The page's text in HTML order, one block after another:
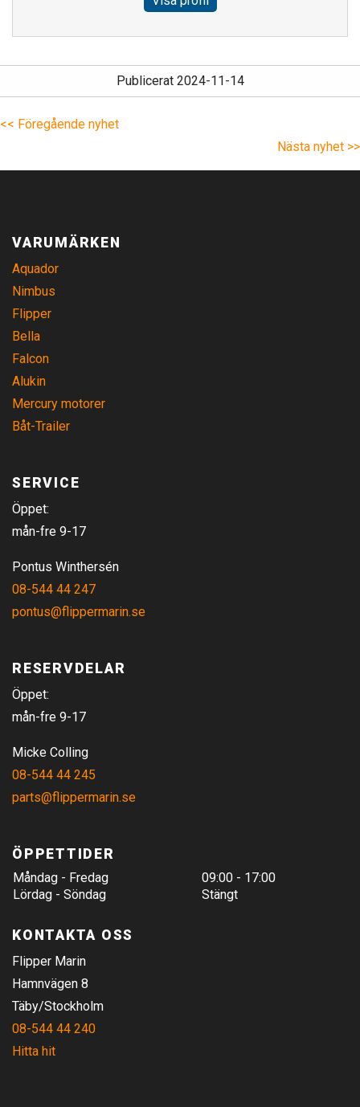
Publicerat 2024-11-14
<< Föregående nyhet
Nästa nyhet >>
VARUMÄRKEN
Aquador
Nimbus
Flipper
Bella
Falcon
Alukin
Mercury motorer
Båt-Trailer
SERVICE
Öppet:
mån-fre 9-17
Pontus Winthersén
08-544 44 247
pontus@flippermarin.se
RESERVDELAR
Öppet:
mån-fre 9-17
Micke Colling
08-544 44 245
parts@flippermarin.se
ÖPPETTIDER
Måndag - Fredag
09:00 - 17:00
Lördag - Söndag
Stängt
KONTAKTA OSS
Flipper Marin
Hamnvägen 8
Täby/Stockholm
08-544 44 240
Hitta hit